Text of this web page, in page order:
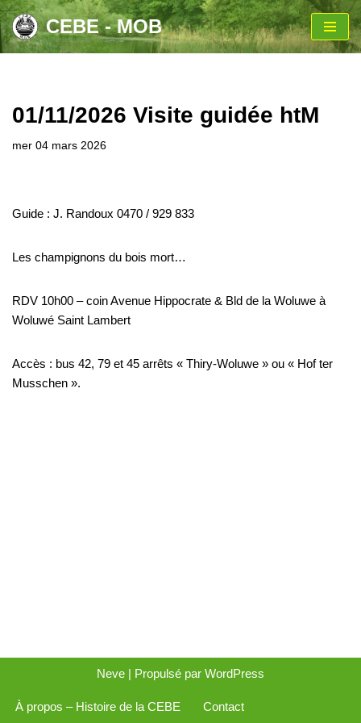
Aller
CEBE - MOB
01/11/2026 Visite guidée htM
mer 04 mars 2026
Guide : J. Randoux 0470 / 929 833
Les champignons du bois mort…
RDV 10h00 – coin Avenue Hippocrate & Bld de la Woluwe à
Woluwé Saint Lambert
Accès : bus 42, 79 et 45 arrêts « Thiry-Woluwe » ou « Hof ter
Musschen ».
Neve | Propulsé par WordPress
À propos – Histoire de la CEBE Contact